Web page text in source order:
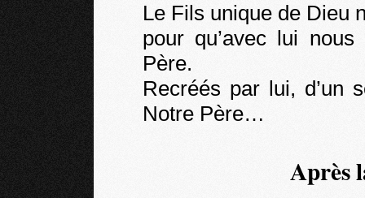
Le Fils unique de Dieu
pour qu’avec lui
Père.
Recréés par lui, d’un
Notre Père…
Après